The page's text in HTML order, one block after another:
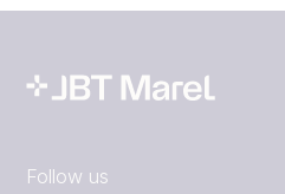
Follow us